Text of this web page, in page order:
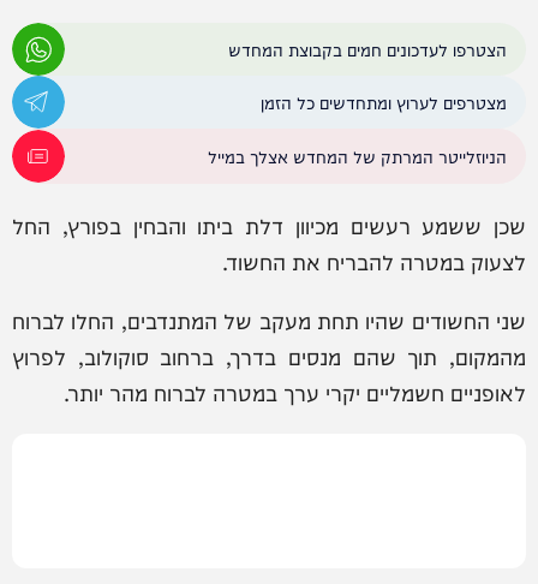
הצטרפו לעדכונים חמים בקבוצת המחדש
מצטרפים לערוץ ומתחדשים כל הזמן
הניוזלייטר המרתק של המחדש אצלך במייל
שכן ששמע רעשים מכיוון דלת ביתו והבחין בפורץ, החל
לצעוק במטרה להבריח את החשוד.
שני החשודים שהיו תחת מעקב של המתנדבים, החלו לברוח
מהמקום, תוך שהם מנסים בדרך, ברחוב סוקולוב, לפרוץ
לאופניים חשמליים יקרי ערך במטרה לברוח מהר יותר.